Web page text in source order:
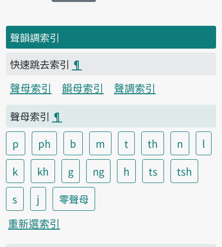
聲韻調索引
快速跳去索引 ¶
聲母索引
韻母索引
聲調索引
聲母索引 ¶
p
ph b m t th n
l
k
kh g ng h ts
tsh
s
j
零聲母
重新選索引